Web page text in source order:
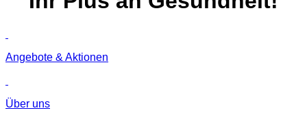
Angebote & Aktionen
Über uns